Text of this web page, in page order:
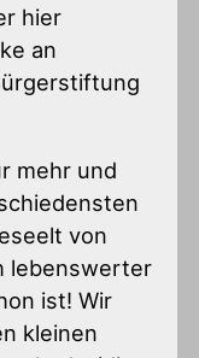
hier
an
mehr und
von
lebenswerter
ist! Wir
kleinen